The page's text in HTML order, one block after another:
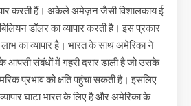
करती हैं। अकेले अमेज़न जैसी विशालकाय ई
डॉलर का व्यापार करती है। इस प्रकार
का व्यापार है। भारत के साथ अमेरिका ने
संबंधों में गहरी दरार डाली है जो उसके
प्रभाव को क्षति पहुंचा सकती है। इसलिए
घाटा भारत के लिए है और अमेरिका के